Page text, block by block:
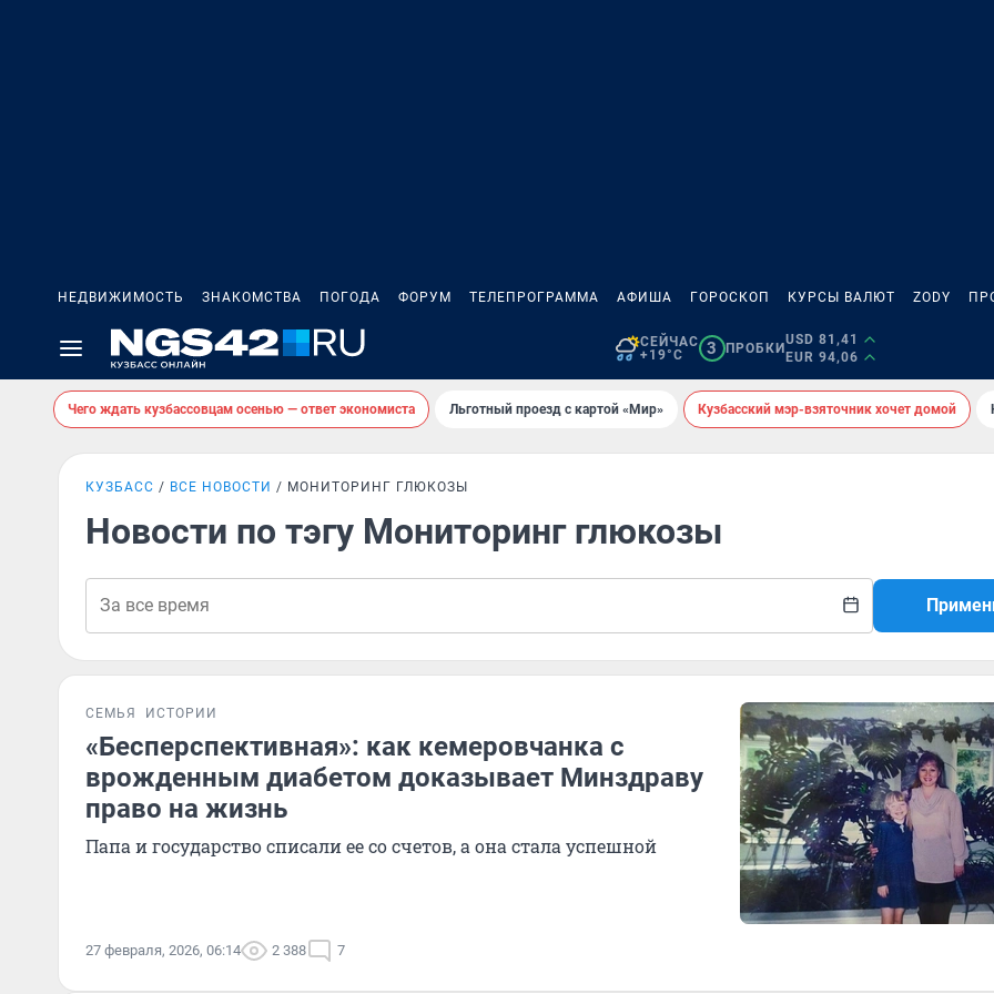
НЕДВИЖИМОСТЬ ЗНАКОМСТВА ПОГОДА ФОРУМ ТЕЛЕПРОГРАММА АФИША ГОРОСКОП КУРСЫ ВАЛЮТ ZODY
СЕЙЧАС
+19°C
3 ПРОБКИ
USD 81,41
EUR 94,06
Чего ждать кузбассовцам осенью — ответ экономиста Льготный проезд с картой «Мир» Кузбасский мэр-взяточник хочет домой
КУЗБАСС ВСЕ НОВОСТИ МОНИТОРИНГ ГЛЮКОЗЫ
Новости по тэгу Мониторинг глюкозы
СЕМЬЯ ИСТОРИИ
«Бесперспективная»: как кемеровчанка с
врожденным диабетом доказывает Минздраву
право на жизнь
Папа и государство списали ее со счетов, а она стала успешной
27 февраля, 2026, 06:14 2 388 7